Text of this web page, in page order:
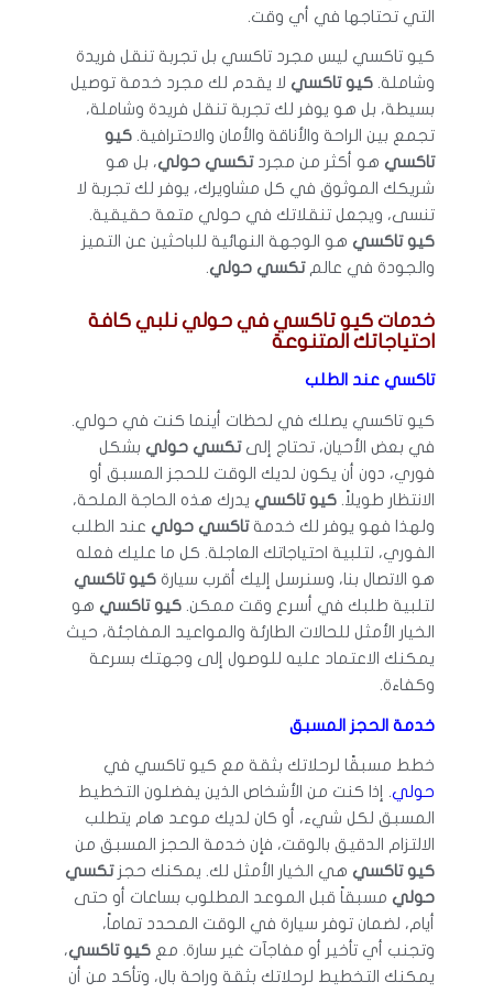
التي تحتاجها في أي وقت.
كيو تاكسي ليس مجرد تاكسي بل تجربة تنقل فريدة
وشاملة. كيو تاكسي لا يقدم لك مجرد خدمة توصيل
بسيطة، بل هو يوفر لك تجربة تنقل فريدة وشاملة،
تجمع بين الراحة والأناقة والأمان والاحترافية. كيو
تاكسي هو أكثر من مجردتكسي حولي، بل هو
شريكك الموثوق في كل مشاويرك، يوفر لك تجربة لا
تنسى، ويجعل تنقلاتك في حولي متعة حقيقية.
كيو تاكسي هو الوجهة النهائية للباحثين عن التميز
والجودة في عالمتكسي حولي.
خدمات كيو تاكسي في حولي نلبي كافة
احتياجاتك المتنوعة
تاكسي عند الطلب
كيو تاكسي يصلك في لحظات أينما كنت في حولي.
في بعض الأحيان، تحتاج إلىتكسي حولي بشكل
فوري، دون أن يكون لديك الوقت للحجز المسبق أو
الانتظار طويلاً. كيو تاكسي يدرك هذه الحاجة الملحة،
ولهذا فهو يوفر لك خدمةتاكسي حولي عند الطلب
الفوري، لتلبية احتياجاتك العاجلة. كل ما عليك فعله
هو الاتصال بنا، وسنرسل إليك أقرب سيارة كيو تاكسي
لتلبية طلبك في أسرع وقت ممكن. كيو تاكسي هو
الخيار الأمثل للحالات الطارئة والمواعيد المفاجئة، حيث
يمكنك الاعتماد عليه للوصول إلى وجهتك بسرعة
وكفاءة.
خدمة الحجز المسبق
خطط مسبقًا لرحلاتك بثقة مع كيو تاكسي في
حولي. إذا كنت من الأشخاص الذين يفضلون التخطيط
المسبق لكل شيء، أو كان لديك موعد هام يتطلب
الالتزام الدقيق بالوقت، فإن خدمة الحجز المسبق من
كيو تاكسي هي الخيار الأمثل لك. يمكنك حجزتكسي
حولي مسبقاً قبل الموعد المطلوب بساعات أو حتى
أيام، لضمان توفر سيارة في الوقت المحدد تماماً،
وتجنب أي تأخير أو مفاجآت غير سارة. مع كيو تاكسي،
يمكنك التخطيط لرحلاتك بثقة وراحة بال، وتأكد من أن